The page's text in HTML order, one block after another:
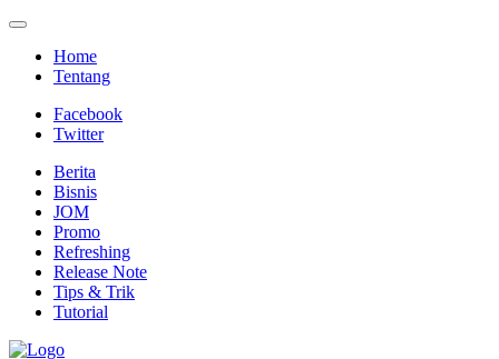
Home
Tentang
Facebook
Twitter
Berita
Bisnis
JOM
Promo
Refreshing
Release Note
Tips & Trik
Tutorial